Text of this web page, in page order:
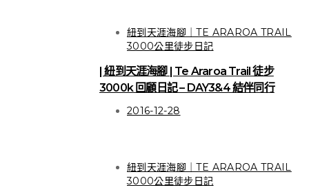
紐到天涯海腳｜TE ARAROA TRAIL
3000公里徒步日記
| 紐到天涯海腳 | Te Araroa Trail 徒步
3000k 回顧日記 – DAY3&4 結伴同行
2016-12-28
紐到天涯海腳｜TE ARAROA TRAIL
3000公里徒步日記